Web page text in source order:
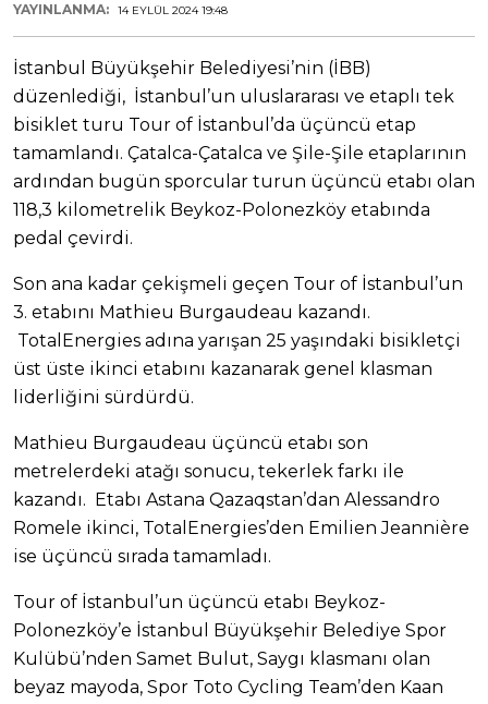
YAYINLANMA: 14 EYLÜL 2024 19:48
İstanbul Büyükşehir Belediyesi’nin (İBB)
düzenlediği, İstanbul’un uluslararası ve etaplı tek
bisiklet turu Tour of İstanbul’da üçüncü etap
tamamlandı. Çatalca-Çatalca ve Şile-Şile etaplarının
ardından bugün sporcular turun üçüncü etabı olan
118,3 kilometrelik Beykoz-Polonezköy etabında
pedal çevirdi.
Son ana kadar çekişmeli geçen Tour of İstanbul’un
3. etabını Mathieu Burgaudeau kazandı.
TotalEnergies adına yarışan 25 yaşındaki bisikletçi
üst üste ikinci etabını kazanarak genel klasman
liderliğini sürdürdü.
Mathieu Burgaudeau üçüncü etabı son
metrelerdeki atağı sonucu, tekerlek farkı ile
kazandı. Etabı Astana Qazaqstan’dan Alessandro
Romele ikinci, TotalEnergies’den Emilien Jeannière
ise üçüncü sırada tamamladı.
Tour of İstanbul’un üçüncü etabı Beykoz-
Polonezköy’e İstanbul Büyükşehir Belediye Spor
Kulübü’nden Samet Bulut, Saygı klasmanı olan
beyaz mayoda, Spor Toto Cycling Team’den Kaan